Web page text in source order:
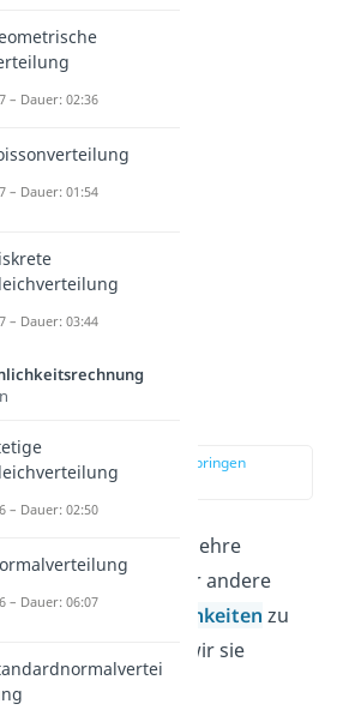
zur Stelle im Video springen
(00:37)
Wahrscheinlichkeitslehre
du die ein oder andere
umWahrscheinlichkeiten zu
Hier erklären wir sie
und verständlich.
– Dauer: 02:36
– Dauer: 01:54
– Dauer: 03:44
– Dauer: 02:50
– Dauer: 06:07